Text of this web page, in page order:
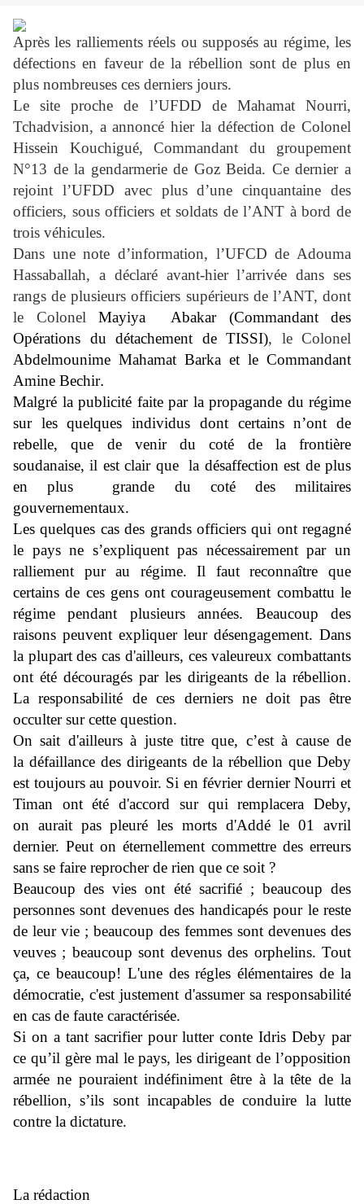
Après les ralliements réels ou supposés au régime, les
défections en faveur de la rébellion sont de plus en
plus nombreuses ces derniers jours.
Le site proche de l’UFDD de Mahamat Nourri,
Tchadvision, a annoncé hier la défection de Colonel
Hissein Kouchigué, Commandant du groupement
N°13 de la gendarmerie de Goz Beida. Ce dernier a
rejoint l’UFDD avec plus d’une cinquantaine des
officiers, sous officiers et soldats de l’ANT à bord de
trois véhicules.
Dans une note d’information, l’UFCD de Adouma
Hassaballah, a déclaré avant-hier l’arrivée dans ses
rangs de plusieurs officiers supérieurs de l’ANT, dont
le Colonel Mayiya Abakar
(Commandant des
Opérations du détachement de TISSI), le Colonel
Abdelmounime Mahamat Barka et le Commandant
Amine Bechir.
Malgré la publicité faite par la propagande du régime
sur les quelques individus dont certains n’ont de
rebelle, que de venir du coté de la frontière
soudanaise, il est clair que la désaffection est de plus
en plus
grande du coté des militaires
gouvernementaux.
Les quelques cas des grands officiers qui ont regagné
le pays ne s’expliquent pas nécessairement par un
ralliement pur au régime. Il faut reconnaître que
certains de ces gens ont courageusement combattu le
régime pendant plusieurs années. Beaucoup des
raisons peuvent expliquer leur désengagement. Dans
la plupart des cas d'ailleurs, ces valeureux combattants
ont été découragés par les dirigeants de la rébellion.
La responsabilité de ces derniers ne doit pas être
occulter sur cette question.
On sait d'ailleurs à juste titre que, c’est à cause de
la défaillance des dirigeants de la rébellion que Deby
est toujours au pouvoir. Si en février dernier Nourri et
Timan ont été d'accord sur qui remplacera Deby,
on aurait pas pleuré les morts d'Addé le 01 avril
dernier. Peut on éternellement commettre des erreurs
sans se faire reprocher de rien que ce soit ?
Beaucoup des vies ont été sacrifié ; beaucoup des
personnes sont devenues des handicapés pour le reste
de leur vie ; beaucoup des femmes sont devenues des
veuves ; beaucoup sont devenus des orphelins. Tout
ça, ce beaucoup! L'une des régles élémentaires de la
démocratie, c'est justement d'assumer sa responsabilité
en cas de faute caractérisée.
Si on a tant sacrifier pour lutter conte Idris Deby par
ce qu’il gère mal le pays, les dirigeant de l’opposition
armée ne pouraient indéfiniment être à la tête de la
rébellion, s’ils sont incapables de conduire la lutte
contre la dictature.
La rédaction